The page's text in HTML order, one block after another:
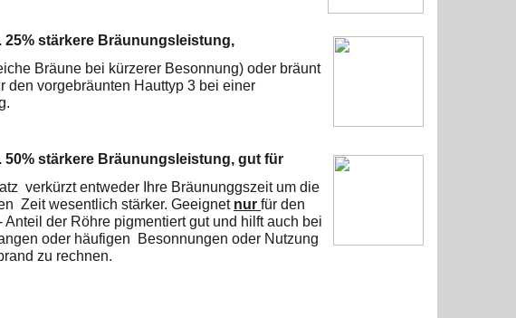
25% stärkere Bräunungsleistung,
Bräune bei kürzerer Besonnung) oder bräunt
den vorgebräunten Hauttyp 3 bei einer
50% stärkere Bräunungsleistung, gut für
verkürzt entweder Ihre Bräununggszeit um die
Zeit wesentlich stärker. Geeignet nur für den
der Röhre pigmentiert gut und hilft auch bei
oder häufigen Besonnungen oder Nutzung
zu rechnen.